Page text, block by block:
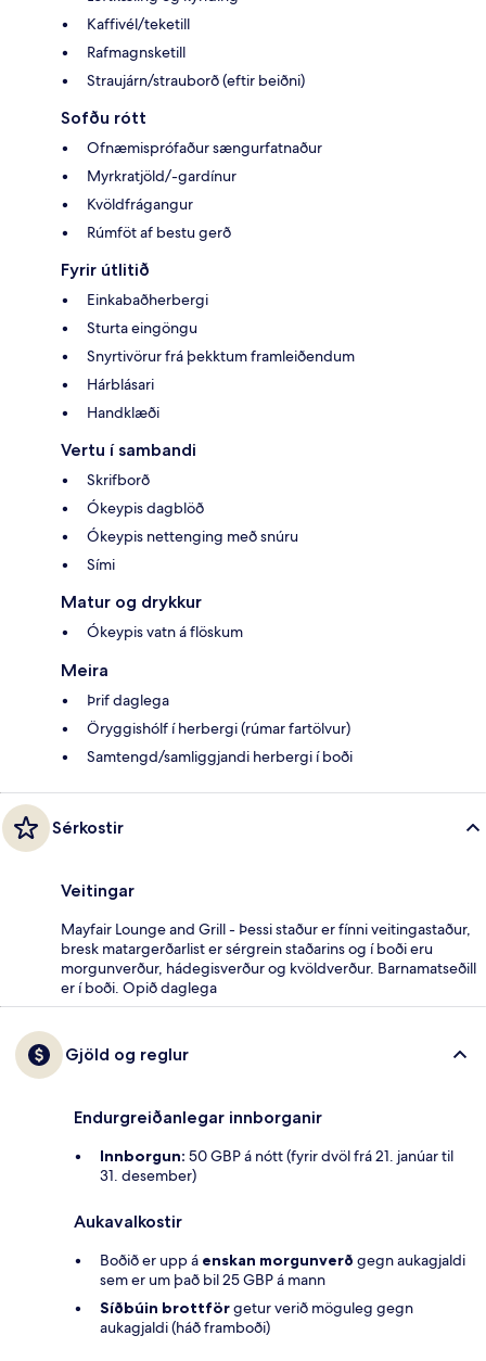
Kaffivél/teketill
Rafmagnsketill
Straujárn/strauborð (eftir beiðni)
Sofðu rótt
Ofnæmisprófaður sængurfatnaður
Myrkratjöld/-gardínur
Kvöldfrágangur
Rúmföt af bestu gerð
Fyrir útlitið
Einkabaðherbergi
Sturta eingöngu
Snyrtivörur frá þekktum framleiðendum
Hárblásari
Handklæði
Vertu í sambandi
Skrifborð
Ókeypis dagblöð
Ókeypis nettenging með snúru
Sími
Matur og drykkur
Ókeypis vatn á flöskum
Meira
Þrif daglega
Öryggishólf í herbergi (rúmar fartölvur)
Samtengd/samliggjandi herbergi í boði
Sérkostir
Veitingar
Mayfair Lounge and Grill - Þessi staður er fínni veitingastaður,
bresk matargerðarlist er sérgrein staðarins og í boði eru
morgunverður, hádegisverður og kvöldverður. Barnamatseðill
er í boði. Opið daglega
Gjöld og reglur
Endurgreiðanlegar innborganir
Innborgun: 50 GBP á nótt (fyrir dvöl frá 21. janúar til
31. desember)
Aukavalkostir
Boðið er upp á enskan morgunverð gegn aukagjaldi
sem er um það bil 25 GBP á mann
Síðbúin brottförgetur verið möguleg gegn
aukagjaldi (háð framboði)